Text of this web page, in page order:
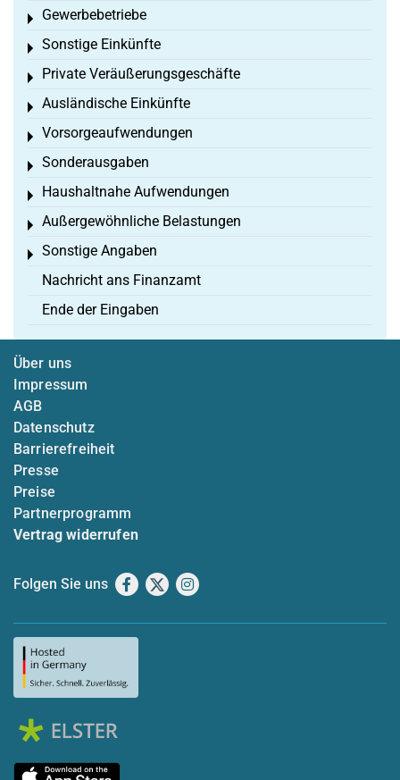
Gewerbebetriebe
Toggle menu
Sonstige Einkünfte
Toggle menu
Private Veräußerungsgeschäfte
Toggle menu
Ausländische Einkünfte
Toggle menu
Vorsorgeaufwendungen
Toggle menu
Sonderausgaben
Toggle menu
Haushaltnahe Aufwendungen
Toggle menu
Außergewöhnliche Belastungen
Toggle menu
Sonstige Angaben
Toggle menu
Nachricht ans Finanzamt
Ende der Eingaben
Über uns
Impressum
AGB
Datenschutz
Barrierefreiheit
Presse
Preise
Partnerprogramm
Vertrag widerrufen
Folgen Sie uns Facebook
X Instagram